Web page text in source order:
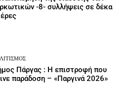
-8- συλλήψεις σε δέκα
Πάργας : Η επιστροφή που
παράδοση – «Παργινά 2026»